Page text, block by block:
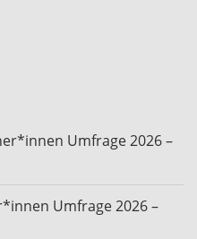
Umfrage 2026 –
Umfrage 2026 –